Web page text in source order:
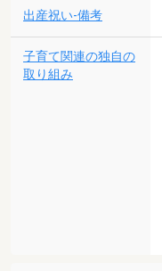
出産祝い-備考
子育て関連の独自の
取り組み